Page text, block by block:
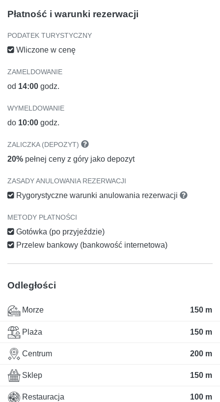
Płatność i warunki rezerwacji
PODATEK TURYSTYCZNY
Wliczone w cenę
ZAMELDOWANIE
od 14:00 godz.
WYMELDOWANIE
do 10:00 godz.
ZALICZKA (DEPOZYT)
20% pełnej ceny z góry jako depozyt
ZASADY ANULOWANIA REZERWACJI
Rygorystyczne warunki anulowania rezerwacji
METODY PŁATNOŚCI
Gotówka (po przyjeździe)
Przelew bankowy (bankowość internetowa)
Odległości
Morze 150 m
Plaża 150 m
Centrum 200 m
Sklep 150 m
Restauracja 100 m